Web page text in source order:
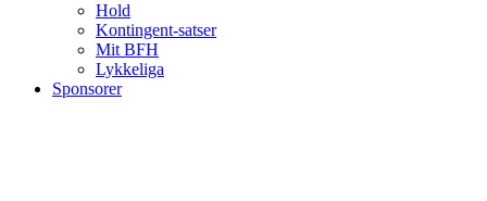
Hold
Kontingent-satser
Mit BFH
Lykkeliga
Sponsorer